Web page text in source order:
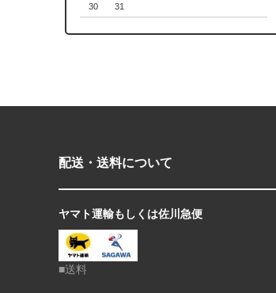
30 31
配送・送料について
ヤマト運輸もしくは佐川急便
■送料